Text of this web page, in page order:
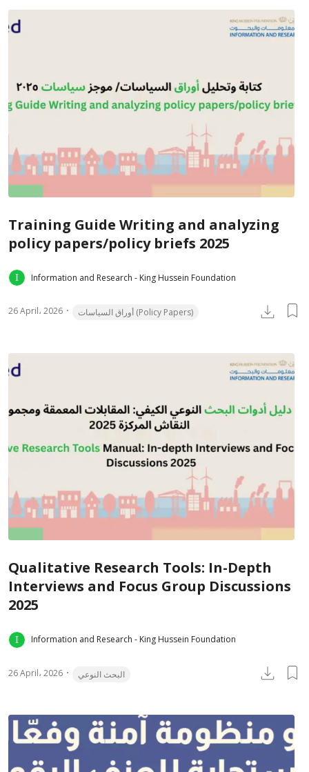
Training Guide Writing and analyzing
policy papers/policy briefs 2025
Information and Research - King Hussein Foundation
26 April، 2026 أوراق السياسات (Policy Papers)
Qualitative Research Tools: In-Depth
Interviews and Focus Group Discussions
2025
Information and Research - King Hussein Foundation
26 April، 2026 البحث النوعي